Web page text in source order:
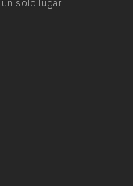
solo lugar